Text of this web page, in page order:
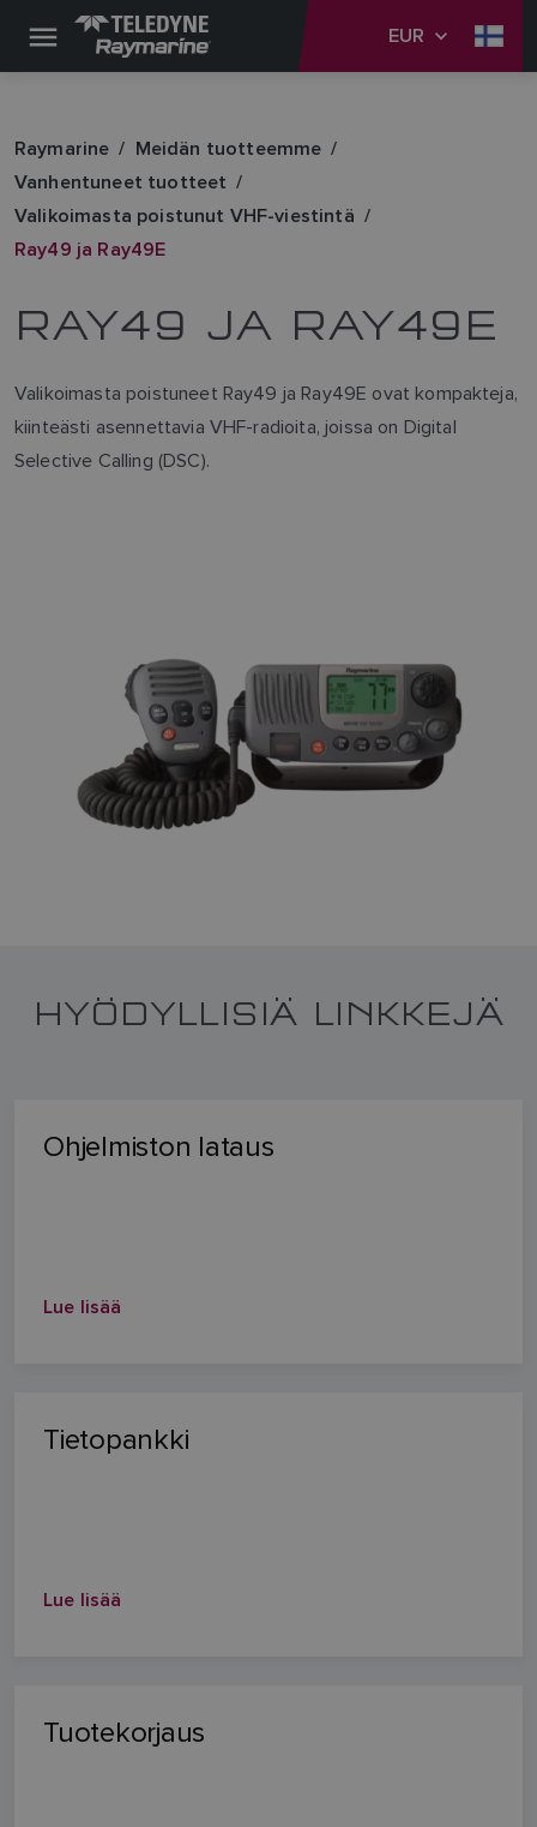
EUR
Raymarine
Meidän tuotteemme
Vanhentuneet tuotteet
Valikoimasta poistunut VHF-viestintä
Ray49 ja Ray49E
RAY49 JA RAY49E
Valikoimasta poistuneet Ray49 ja Ray49E ovat kompakteja,
kiinteästi asennettavia VHF-radioita, joissa on Digital
Selective Calling (DSC).
HYÖDYLLISIÄ LINKKEJÄ
Ohjelmiston lataus
Lue lisää
Tietopankki
Lue lisää
Tuotekorjaus